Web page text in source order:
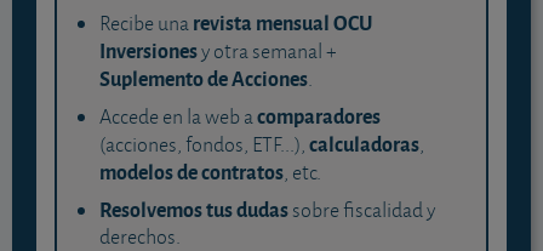
Recibe unarevista mensual OCU
Inversionesy otra semanal +
Suplemento de Acciones.
Accede en la web acomparadores
(acciones, fondos, ETF...),calculadoras,
modelos de contratos, etc.
Resolvemos tus dudassobre fiscalidad y
derechos.